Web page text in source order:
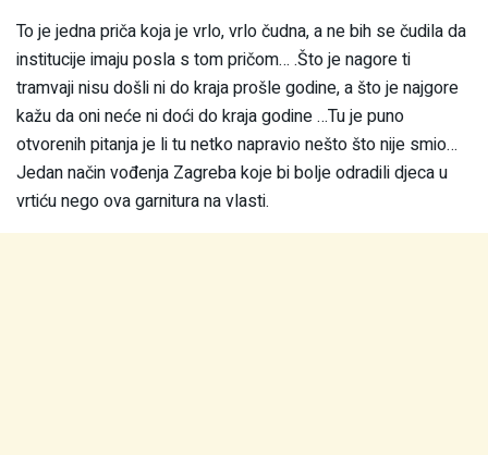
To je jedna priča koja je vrlo, vrlo čudna, a ne bih se čudila da
institucije imaju posla s tom pričom… .Što je nagore ti
tramvaji nisu došli ni do kraja prošle godine, a što je najgore
kažu da oni neće ni doći do kraja godine …Tu je puno
otvorenih pitanja je li tu netko napravio nešto što nije smio…
Jedan način vođenja Zagreba koje bi bolje odradili djeca u
vrtiću nego ova garnitura na vlasti.